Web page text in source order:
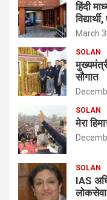
हिंदी
March
SOLAN
सौगात
SOLAN
मेरा
SOLAN
IAS